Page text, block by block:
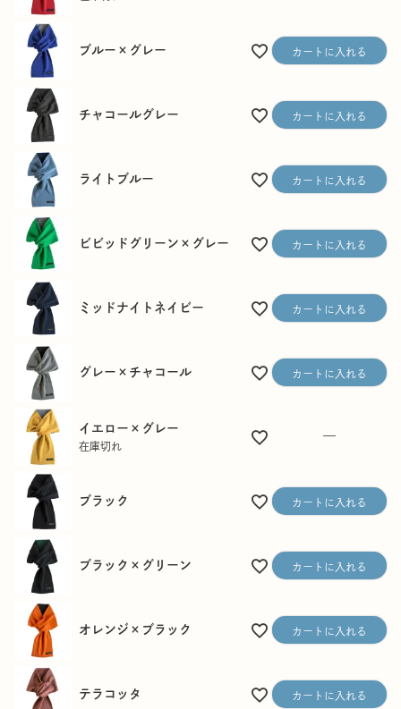
ブルー×グレー カートに入れる
チャコールグレー カートに入れる
ライトブルー カートに入れる
ビビッドグリーン×グレー カートに入れる
ミッドナイトネイビー カートに入れる
グレー×チャコール カートに入れる
イエロー×グレー
在庫切れ
—
ブラック カートに入れる
ブラック×グリーン カートに入れる
オレンジ×ブラック カートに入れる
テラコッタ カートに入れる